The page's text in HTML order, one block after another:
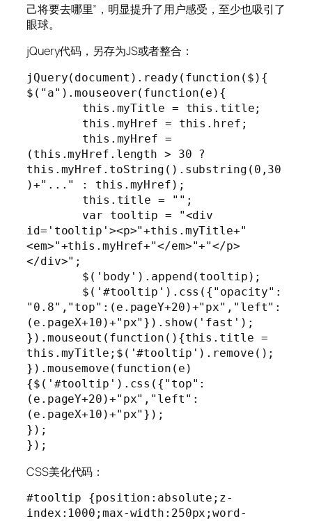
己将要去哪里”，明显提升了用户感受，至少也吸引了
眼球。
jQuery代码，另存为JS或者整合：
jQuery(document).ready(function($){
$("a").mouseover(function(e){
(this.myHref.length > 30 ?
this.myHref.toString().substring(0,30
)+"..." : this.myHref);
id='tooltip'><p>"+this.myTitle+"
<em>"+this.myHref+"</em>"+"</p>
</div>";
"0.8","top":(e.pageY+20)+"px","left":
(e.pageX+10)+"px"}).show('fast');
}).mouseout(function(){this.title =
this.myTitle;$('#tooltip').remove();
}).mousemove(function(e)
{$('#tooltip').css({"top":
(e.pageY+20)+"px","left":
(e.pageX+10)+"px"});
});
});
CSS美化代码：
#tooltip {position:absolute;z-
index:1000;max-width:250px;word-